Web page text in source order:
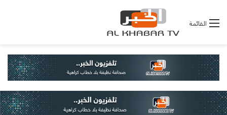
القائمة